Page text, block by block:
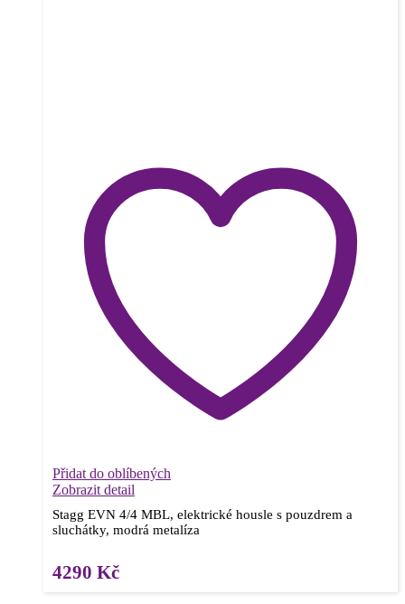
Přidat do oblíbených
Zobrazit detail
Stagg EVN 4/4 MBL, elektrické housle s pouzdrem a
sluchátky, modrá metalíza
4290 Kč